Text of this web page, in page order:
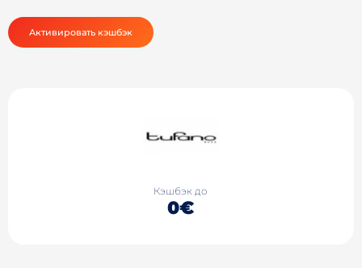
Активировать кэшбэк
Кэшбэк до
0€